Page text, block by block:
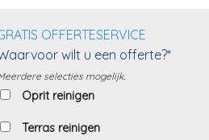
OFFERTESERVICE
wilt u een offerte?*
selecties mogelijk.
Oprit reinigen
Terras reinigen